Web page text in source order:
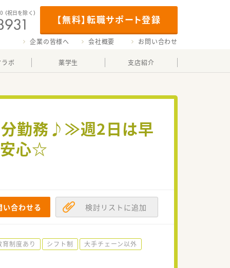
【無料】転職サポート登録
（祝日を除く）
企業の皆様へ 会社概要 お問い合わせ
ボ 薬学生 支店紹介
分勤務♪≫週2日は早
安心☆
い合わせる 検討リストに追加
育制度あり シフト制
大手チェーン以外